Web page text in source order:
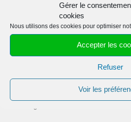
Gérer le
cookies
Nous utilisons des cookies pour optimiser
Accepter les
Refuser
Voir les
Abats